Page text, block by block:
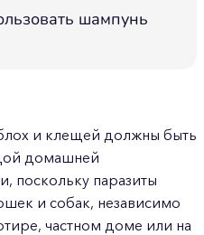
шампунь
и клещей должны быть
домашней
поскольку паразиты
и собак, независимо
частном доме или на